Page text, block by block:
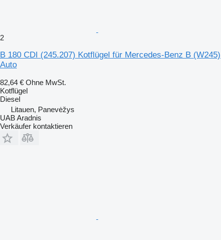
2
B 180 CDI (245.207) Kotflügel für Mercedes-Benz B (W245)
Auto
82,64 € Ohne MwSt.
Kotflügel
Diesel
Litauen, Panevėžys
UAB Aradnis
Verkäufer kontaktieren